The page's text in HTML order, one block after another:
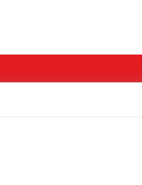
Programas y